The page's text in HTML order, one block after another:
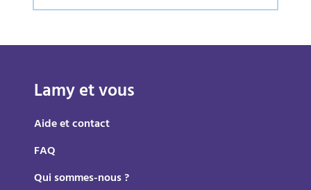
Lamy et vous
Aide et contact
FAQ
Qui sommes-nous ?